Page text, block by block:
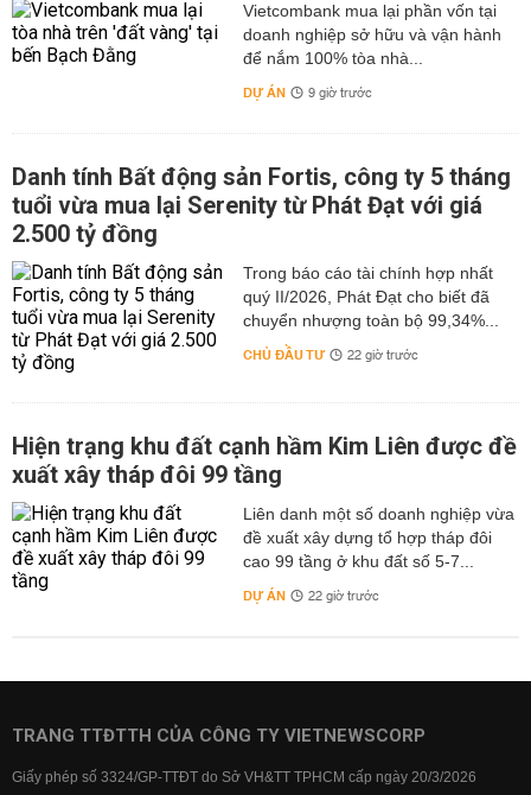
Vietcombank mua lại phần vốn tại
doanh nghiệp sở hữu và vận hành
để nắm 100% tòa nhà...
DỰ ÁN 9 giờ trước
Danh tính Bất động sản Fortis, công ty 5 tháng
tuổi vừa mua lại Serenity từ Phát Đạt với giá
2.500 tỷ đồng
Trong báo cáo tài chính hợp nhất
quý II/2026, Phát Đạt cho biết đã
chuyển nhượng toàn bộ 99,34%...
CHỦ ĐẦU TƯ 22 giờ trước
Hiện trạng khu đất cạnh hầm Kim Liên được đề
xuất xây tháp đôi 99 tầng
Liên danh một số doanh nghiệp vừa
đề xuất xây dựng tổ hợp tháp đôi
cao 99 tầng ở khu đất số 5-7...
DỰ ÁN 22 giờ trước
TRANG TTĐTTH CỦA CÔNG TY VIETNEWSCORP
Giấy phép số 3324/GP-TTĐT do Sở VH&TT TPHCM cấp ngày 20/3/2026